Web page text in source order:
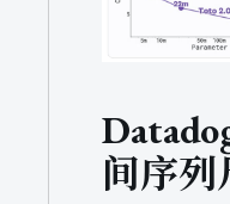
间序